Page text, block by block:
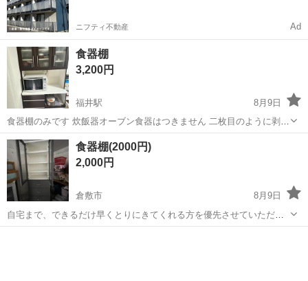
ニフティ不動産 Ad
食器棚
3,200円
福井駅
8月9日
食器棚のみです 炊飯器オーブン食器はつきません 二枚目のように剥が
れている部分があります usedなのでご理解いただける方のみ ノーク
レームノーリターンでお願いします。 購入者様のみでの配送をお願い
します。 購入した時は...
岡山 倉敷市 福井駅 収納家具
食器棚(2000円)
2,000円
倉敷市
8月9日
自宅まで、できるだけ早くとりにきてくれる方を優先させていただき
ます。 よろしくおねがいします。サイズは幅600㍉奥行420㍉高さ1860